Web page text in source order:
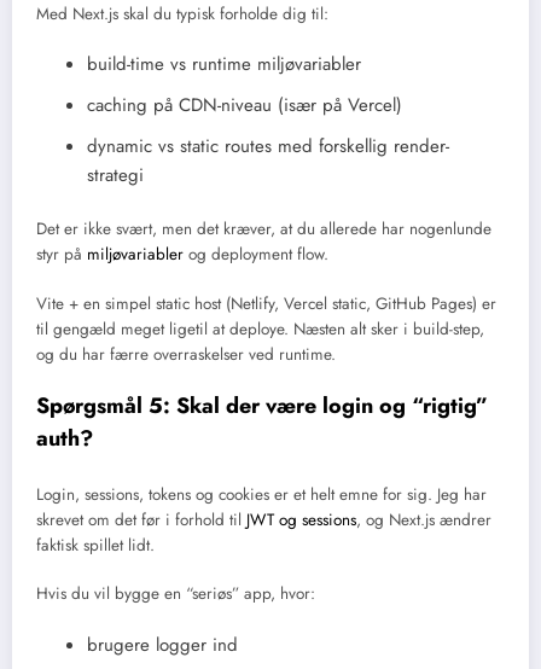
Med Next.js skal du typisk forholde dig til:
build-time vs runtime miljøvariabler
caching på CDN-niveau (især på Vercel)
dynamic vs static routes med forskellig render-
strategi
Det er ikke svært, men det kræver, at du allerede har nogenlunde
styr på miljøvariabler og deployment flow.
Vite + en simpel static host (Netlify, Vercel static, GitHub Pages) er
til gengæld meget ligetil at deploye. Næsten alt sker i build-step,
og du har færre overraskelser ved runtime.
Spørgsmål 5: Skal der være login og “rigtig”
auth?
Login, sessions, tokens og cookies er et helt emne for sig. Jeg har
skrevet om det før i forhold til JWT og sessions, og Next.js ændrer
faktisk spillet lidt.
Hvis du vil bygge en “seriøs” app, hvor:
brugere logger ind